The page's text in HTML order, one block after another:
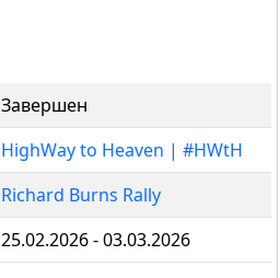
Завершен
HighWay to Heaven | #HWtH
Richard Burns Rally
25.02.2026 - 03.03.2026